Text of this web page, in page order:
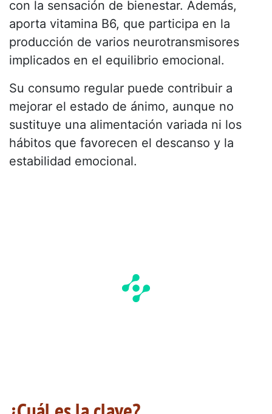
con la sensación de bienestar. Además,
aporta vitamina B6, que participa en la
producción de varios neurotransmisores
implicados en el equilibrio emocional.
Su consumo regular puede contribuir a
mejorar el estado de ánimo, aunque no
sustituye una alimentación variada ni los
hábitos que favorecen el descanso y la
estabilidad emocional.